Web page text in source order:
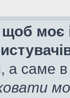
моє
а саме